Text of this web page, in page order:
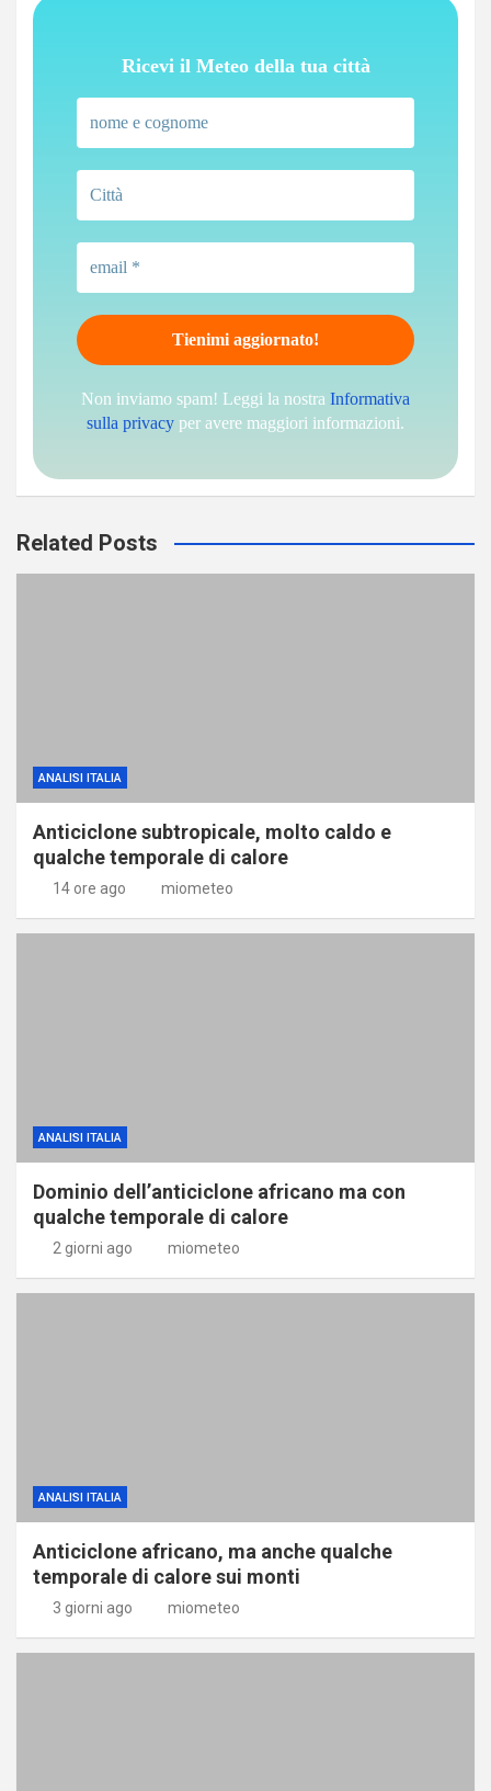
Ricevi il Meteo della tua città
Non inviamo spam! Leggi la nostra Informativa
sulla privacy per avere maggiori informazioni.
Related Posts
ANALISI ITALIA
Anticiclone subtropicale, molto caldo e
qualche temporale di calore
14 ore ago miometeo
ANALISI ITALIA
Dominio dell’anticiclone africano ma con
qualche temporale di calore
2 giorni ago miometeo
ANALISI ITALIA
Anticiclone africano, ma anche qualche
temporale di calore sui monti
3 giorni ago miometeo